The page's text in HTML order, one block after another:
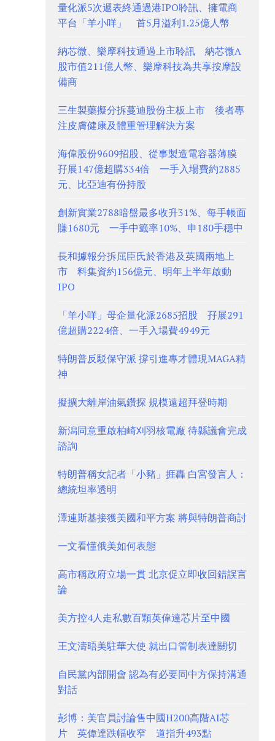
量化派5次遞表終通過港IPO聆訊、擁電商
平台「羊小咩」 首5月溢利1.25億人幣
納芯微、樂摩科技通過上市聆訊 納芯微A
股市值211億人幣、樂摩科技為共享按摩設
備商
三生製藥擬分拆蔓迪股份主板上市 後者專
注皮膚健康及體重管理解決方案
海偉股份9609招股、從事製造電容器薄膜
孖展147億超購334倍 一手入場費約2885
元、比亞迪有份持股
創新實業2788暗盤最多收升31%、每手帳面
賺1680元 一手中籤率10%、申180手穩中
長和據報分拆屈臣氏於香港及英國兩地上
市 料集資約156億元、明年上半年啟動
IPO
「羊小咩」母企量化派2685招股 孖展291
億超購2224倍、一手入場費4949元
特朗普反駁保守派 撐引進專才體現MAGA精
神
擬擴大離岸油氣鑽探 規模遠超拜登時期
新潟同意重啟柏崎刈羽核電廠 待縣議會完成
諮詢
特朗普稱女記者「小豬」捱轟 白宮發言人：
總統坦率透明
澤連斯基接獲美國和平方案 將與特朗普商討
一文看懂俄美如何表態
高市稱政府立場一貫 北京促立即收回錯誤言
論
美方控4人走私數百顆英偉達芯片至中國
王文濤晤美駐華大使 就出口管制表達關切
自民黨內部開會 認為有必要同中方保持溝通
對話
彭博：美官員討論售中國H200高階AI芯
片 英偉達跌幅收窄 道指升493點